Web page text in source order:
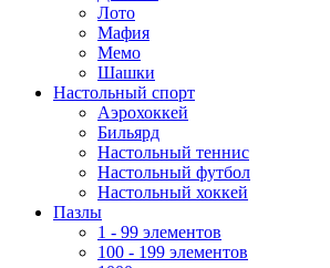
Лото
Мафия
Мемо
Шашки
Настольный спорт
Аэрохоккей
Бильярд
Настольный теннис
Настольный футбол
Настольный хоккей
Пазлы
1 - 99 элементов
100 - 199 элементов